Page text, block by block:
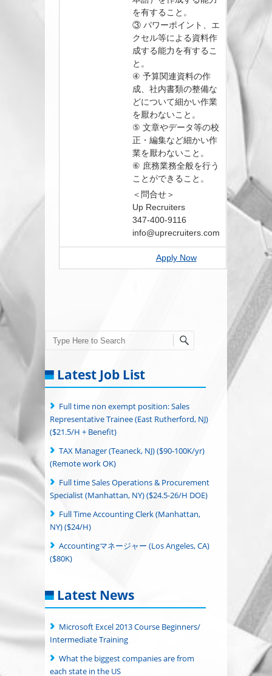
を有すること。
③ パワーポイント、エ
クセル等による資料作
成する能力を有するこ
と。
④ 予算関連資料の作
成、社内書類の整備な
どについて細かい作業
を厭わないこと。
⑤ 文章やデータ等の校
正・編集など細かい作
業を厭わないこと。
⑥ 庶務業務全般を行う
ことができること。
＜問合せ＞
Up Recruiters
347-400-9116
info@uprecruiters.com
Apply Now
Search
Latest Job List
Full time non exempt position: Sales
Representative Trainee (East Rutherford, NJ)
($21.5/H + Benefit)
TAX Manager (Teaneck, NJ) ($90-100K/yr)
(Remote work OK)
Full time Sales Operations & Procurement
Specialist (Manhattan, NY) ($24.5-26/H DOE)
Full Time Accounting Clerk (Manhattan,
NY) ($24/H)
Accountingマネージャー (Los Angeles, CA)
($80K)
Latest News
Microsoft Excel 2013 Course Beginners/
Intermediate Training
What the biggest companies are from
each state in the US